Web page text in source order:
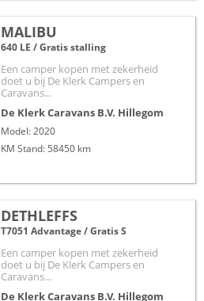
MALIBU
640 LE / Gratis stalling
Een camper kopen met zekerheid
doet u bij De Klerk Campers en
Caravans...
De Klerk Caravans B.V. Hillegom
Model: 2020
KM Stand: 58450 km
DETHLEFFS
T7051 Advantage / Gratis S
Een camper kopen met zekerheid
doet u bij De Klerk Campers en
Caravans...
De Klerk Caravans B.V. Hillegom